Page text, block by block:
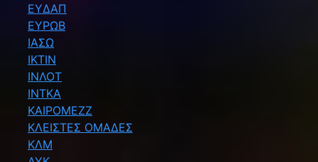
ΕΥΔΑΠ
ΕΥΡΩΒ
ΙΑΣΩ
ΙΚΤΙΝ
ΙΝΛΟΤ
ΙΝΤΚΑ
ΚΑΙΡΟΜΕΖΖ
ΚΛΕΙΣΤΕΣ ΟΜΑΔΕΣ
ΚΛΜ